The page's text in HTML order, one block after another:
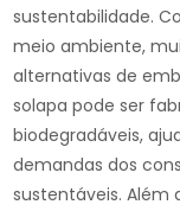
sustentabilidade.
meio ambiente,
alternativas de
solapa pode ser
biodegradáveis,
demandas dos
sustentáveis. Além